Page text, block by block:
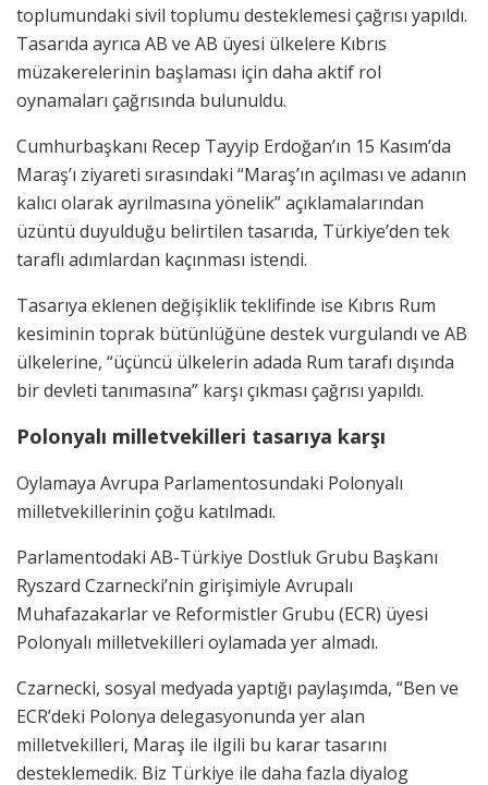
toplumundaki sivil toplumu desteklemesi çağrısı yapıldı.
Tasarıda ayrıca AB ve AB üyesi ülkelere Kıbrıs
müzakerelerinin başlaması için daha aktif rol
oynamaları çağrısında bulunuldu.
Cumhurbaşkanı Recep Tayyip Erdoğan’ın 15 Kasım’da
Maraş’ı ziyareti sırasındaki “Maraş’ın açılması ve adanın
kalıcı olarak ayrılmasına yönelik” açıklamalarından
üzüntü duyulduğu belirtilen tasarıda, Türkiye’den tek
taraflı adımlardan kaçınması istendi.
Tasarıya eklenen değişiklik teklifinde ise Kıbrıs Rum
kesiminin toprak bütünlüğüne destek vurgulandı ve AB
ülkelerine, “üçüncü ülkelerin adada Rum tarafı dışında
bir devleti tanımasına” karşı çıkması çağrısı yapıldı.
Polonyalı milletvekilleri tasarıya karşı
Oylamaya Avrupa Parlamentosundaki Polonyalı
milletvekillerinin çoğu katılmadı.
Parlamentodaki AB-Türkiye Dostluk Grubu Başkanı
Ryszard Czarnecki’nin girişimiyle Avrupalı
Muhafazakarlar ve Reformistler Grubu (ECR) üyesi
Polonyalı milletvekilleri oylamada yer almadı.
Czarnecki, sosyal medyada yaptığı paylaşımda, “Ben ve
ECR’deki Polonya delegasyonunda yer alan
milletvekilleri, Maraş ile ilgili bu karar tasarını
desteklemedik. Biz Türkiye ile daha fazla diyalog